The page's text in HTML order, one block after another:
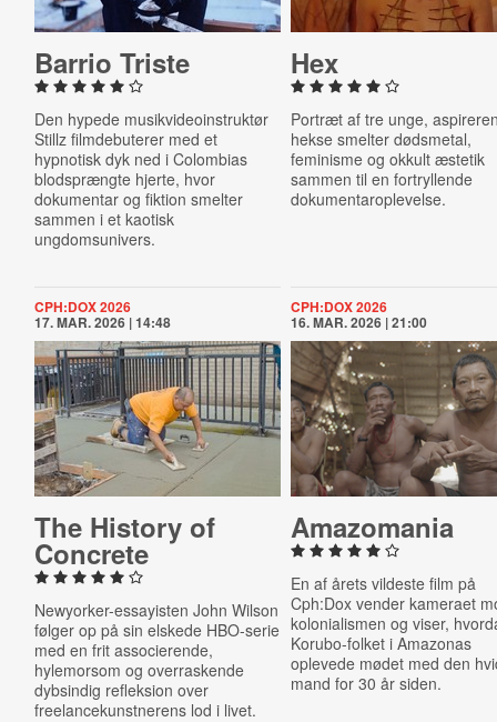
Barrio Triste
Den hypede musikvideoinstruktør
Stillz filmdebuterer med et
hypnotisk dyk ned i Colombias
blodsprængte hjerte, hvor
dokumentar og fiktion smelter
sammen i et kaotisk
ungdomsunivers.
Hex
Portræt af tre unge,
hekse smelter dødsmetal,
feminisme og okkult æstetik
sammen til en fortryllende
dokumentaroplevelse.
CPH:DOX 2026
17. MAR. 2026 | 14:48
The History of
Concrete
Newyorker-essayisten John Wilson
følger op på sin elskede HBO-serie
med en frit associerende,
hylemorsom og overraskende
dybsindig refleksion over
freelancekunstnerens lod i livet.
CPH:DOX 2026
16. MAR. 2026 | 21:00
Ama­zo­ma­nia
En af årets vildeste film på
Cph:Dox vender kameraet
kolonialismen og viser,
Korubo-folket i Amazonas
oplevede mødet med den
mand for 30 år siden.